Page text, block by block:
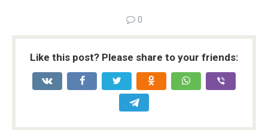
0
Like this post? Please share to your friends: